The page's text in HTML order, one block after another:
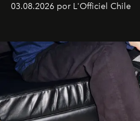
la asesora creativa y jefa de
y la filosofía detrás de la
03.08.2026 por L'Officiel Chile